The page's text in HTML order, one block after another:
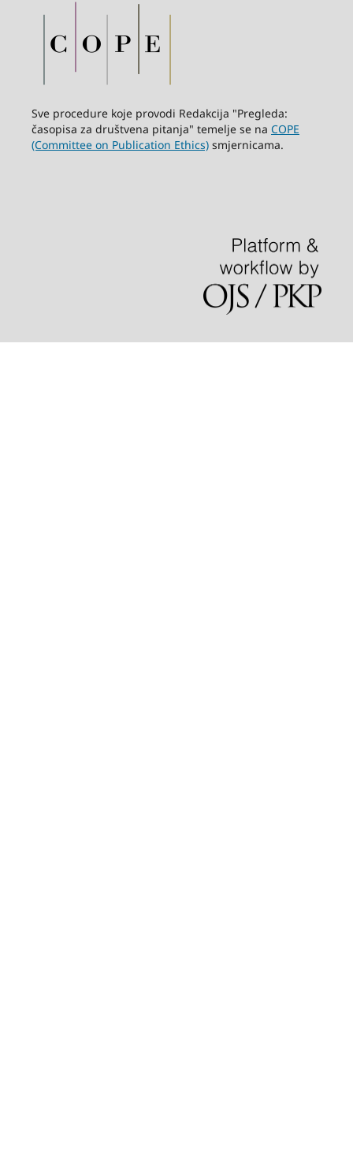
Sve procedure koje provodi Redakcija "Pregleda:
časopisa za društvena pitanja" temelje se na COPE
(Committee on Publication Ethics)smjernicama.